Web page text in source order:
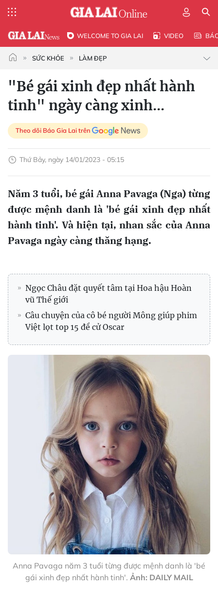
WELCOME TO GIA LAI VIDEO
SỨC KHỎE LÀM ĐẸP
"Bé gái xinh đẹp nhất hành
tinh" ngày càng xinh...
Theo dõi Báo Gia Lai trên
Thứ Bảy, ngày 14/01/2023 - 05:15
Năm 3 tuổi, bé gái Anna Pavaga (Nga) từng
được mệnh danh là 'bé gái xinh đẹp nhất
hành tinh'. Và hiện tại, nhan sắc của Anna
Pavaga ngày càng thăng hạng.
Ngọc Châu đặt quyết tâm tại Hoa hậu Hoàn
vũ Thế giới
Câu chuyện của cô bé người Mông giúp phim
Việt lọt top 15 đề cử Oscar
Anna Pavaga năm 3 tuổi từng được mệnh danh là 'bé
gái xinh đẹp nhất hành tinh'. Ảnh: DAILY MAIL